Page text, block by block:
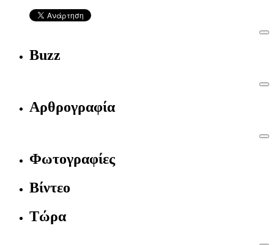
Buzz
Αρθρογραφία
Φωτογραφίες
Βίντεο
Τώρα